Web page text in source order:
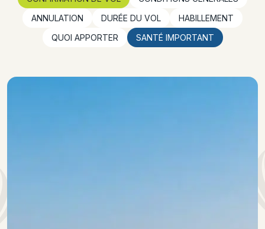
ANNULATION
DURÉE DU VOL
HABILLEMENT
QUOI APPORTER
SANTÉ IMPORTANT